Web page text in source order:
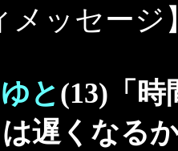
メッセージ
と(13)「
遅くなる